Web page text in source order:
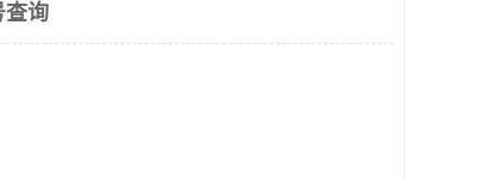
查询